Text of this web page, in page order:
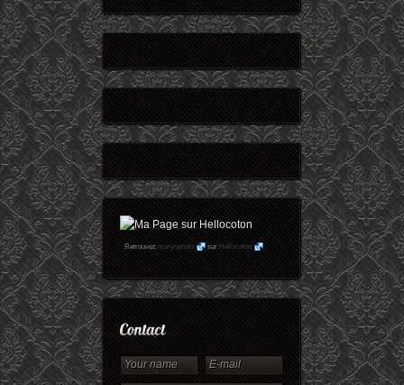
Retrouvezmaryophoto surHellocoton